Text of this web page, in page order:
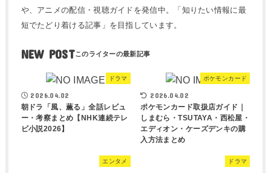
や、アニメの配信・視聴ガイドを発信中。「知りたい情報に最
短でたどり着ける記事」を目指しています。
NEW POST
ドラマ
2026.04.02
朝ドラ「風、薫る」全話レビュ
ー・考察まとめ【NHK連続テレ
ビ小説2026】
ポケモンカード
2026.04.02
ポケモンカード取扱店ガイド｜
しまむら・TSUTAYA・西松屋・
エディオン・ケーズデンキの購
入方法まとめ
エンタメ ドラマ